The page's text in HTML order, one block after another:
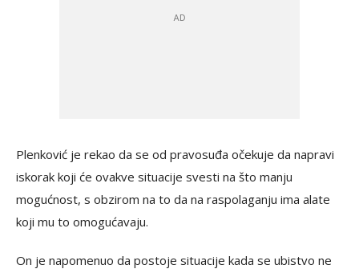
Plenković je rekao da se od pravosuđa očekuje da napravi
iskorak koji će ovakve situacije svesti na što manju
mogućnost, s obzirom na to da na raspolaganju ima alate
koji mu to omogućavaju.
On je napomenuo da postoje situacije kada se ubistvo ne